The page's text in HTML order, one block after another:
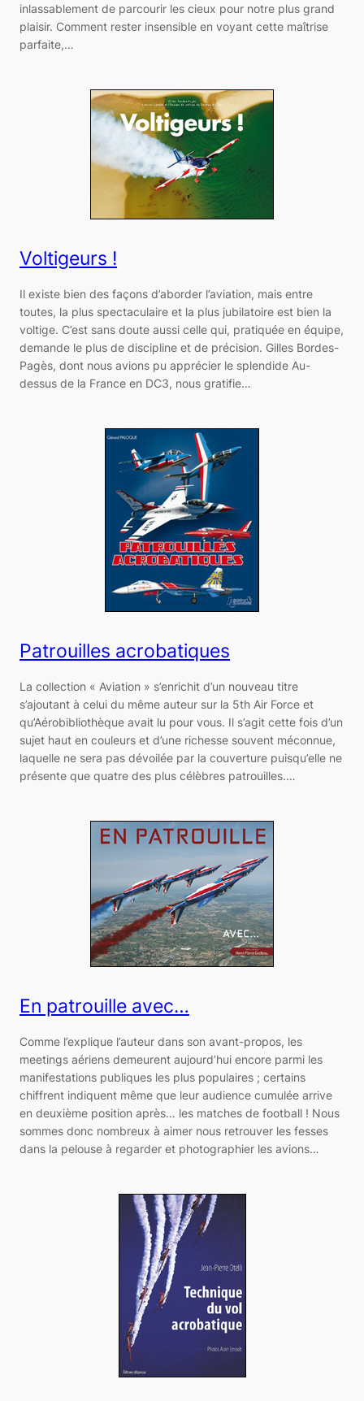
inlassablement de parcourir les cieux pour notre plus grand
plaisir. Comment rester insensible en voyant cette maîtrise
parfaite,…
Voltigeurs !
Il existe bien des façons d’aborder l’aviation, mais entre
toutes, la plus spectaculaire et la plus jubilatoire est bien la
voltige. C’est sans doute aussi celle qui, pratiquée en équipe,
demande le plus de discipline et de précision. Gilles Bordes-
Pagès, dont nous avions pu apprécier le splendide Au-
dessus de la France en DC3, nous gratifie…
Patrouilles acrobatiques
La collection « Aviation » s’enrichit d’un nouveau titre
s’ajoutant à celui du même auteur sur la 5th Air Force et
qu’Aérobibliothèque avait lu pour vous. Il s’agit cette fois d’un
sujet haut en couleurs et d’une richesse souvent méconnue,
laquelle ne sera pas dévoilée par la couverture puisqu’elle ne
présente que quatre des plus célèbres patrouilles.…
En patrouille avec…
Comme l’explique l’auteur dans son avant-propos, les
meetings aériens demeurent aujourd’hui encore parmi les
manifestations publiques les plus populaires ; certains
chiffrent indiquent même que leur audience cumulée arrive
en deuxième position après… les matches de football ! Nous
sommes donc nombreux à aimer nous retrouver les fesses
dans la pelouse à regarder et photographier les avions…